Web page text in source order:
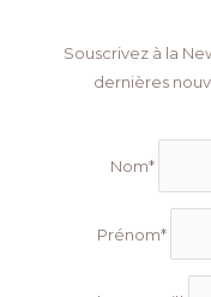
Souscrivez à la
dernières
Nom*
Prénom*